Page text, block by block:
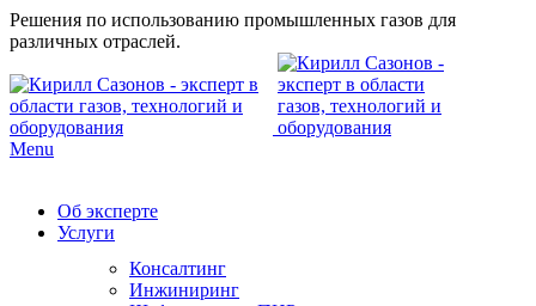
Решения по использованию промышленных газов для
различных отраслей.
Menu
Об эксперте
Услуги
Консалтинг
Инжиниринг